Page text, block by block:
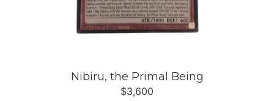
Nibiru, the Primal Being
$3,600